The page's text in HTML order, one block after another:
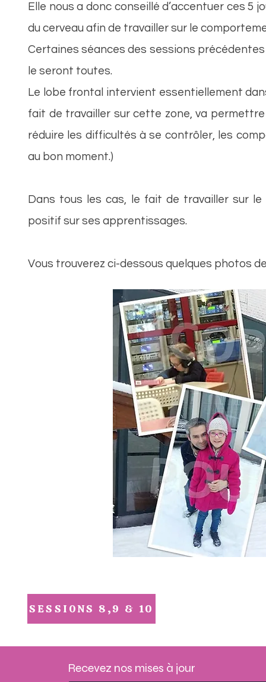
Elle nous a donc conseillé d’accentuer ces
du cerveau afin de travailler sur le
Certaines séances des sessions
le seront toutes.
Le lobe frontal intervient essentiellement
fait de travailler sur cette zone, va
réduire les difficultés à se contrôler, les
au bon moment.)
Dans tous les cas, le fait de travailler sur
positif sur ses apprentissages.
Vous trouverez ci-dessous quelques photos
SESSIONS 8,9 & 10
Recevez nos mises à jour